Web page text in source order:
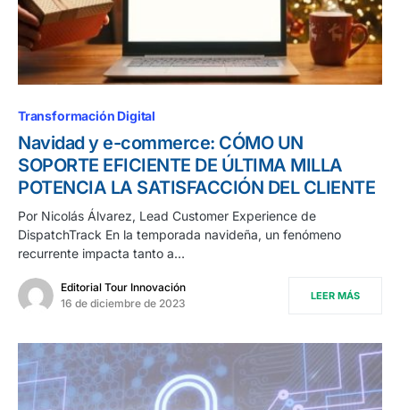
Transformación Digital
Navidad y e-commerce: CÓMO UN
SOPORTE EFICIENTE DE ÚLTIMA MILLA
POTENCIA LA SATISFACCIÓN DEL CLIENTE
Por Nicolás Álvarez, Lead Customer Experience de
DispatchTrack En la temporada navideña, un fenómeno
recurrente impacta tanto a…
Editorial Tour Innovación
16 de diciembre de 2023
LEER MÁS